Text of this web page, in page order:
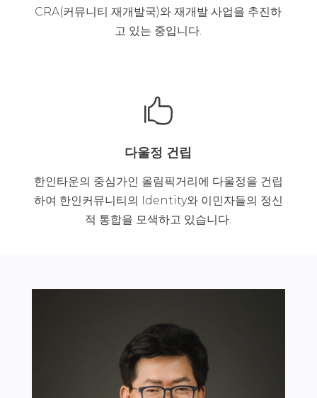
CRA(커뮤니티 재개발국)와 재개발 사업을 추진하
고 있는 중입니다.

다울정 건립
한인타운의 중심가인 올림픽거리에 다울정을 건립
하여 한인커뮤니티의 Identity와 이민자들의 정신
적 통합을 모색하고 있습니다.